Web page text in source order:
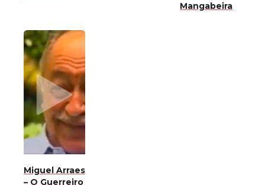
Mangabeira
Miguel Arraes
– O Guerreiro